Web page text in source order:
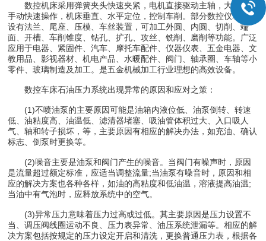
数控机床采用弹簧夹头快速夹紧，电机直接驱动主轴，大、小盘
手动快速操作，机床垂直、水平定位，控制车削。部分数控仪表车床
设有法兰、尾座、压模、车丝装置，可加工外圆、内圆、切削、端
面、开槽、车削锥度、钻孔、扩孔、攻丝、铣削、磨削等功能。广泛
应用于电器、紧固件、汽车、摩托车配件、仪器仪表、五金电器、文
教用品、影视器材、机电产品、水暖配件、阀门、轴承圈、车轴等小
零件、玻璃制造及加工。是五金机械加工行业理想的高效设备。
数控车床石油压力系统出现异常的原因和应对之策：
(1)不喷油泵的主要原因可能是油箱内液位低、油泵倒转、转速
低、油粘度高、油温低、滤清器堵塞、吸油管体积过大、入口吸人
气、轴和转子损坏，等，主要原因有相应的解决办法，如充油、确认
标志、倒泵时更换等。
(2)噪音主要是油泵和阀门产生的噪音。当阀门有噪声时，原因
是流量超过额定标准，应适当调整流量;当油泵有噪音时，原因和相
应的解决方案也各种各样，如油的高粘度和低油温，溶液提高油温;
当油中有气泡时，应释放系统中的空气。
(3)异常压力意味着压力过高或过低。其主要原因是压力设置不
当、调压阀线圈运动不良、压力表异常、油压系统泄漏等。相应的解
决方案包括按规定的压力设定开启和清洗，更换普通压力表，根据各